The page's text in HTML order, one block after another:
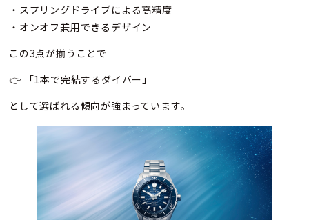
・スプリングドライブによる高精度
・オンオフ兼用できるデザイン
この3点が揃うことで
👉 「1本で完結するダイバー」
として選ばれる傾向が強まっています。